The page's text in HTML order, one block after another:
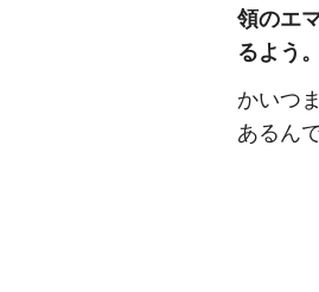
領のエ
るよう
かいつ
あるん